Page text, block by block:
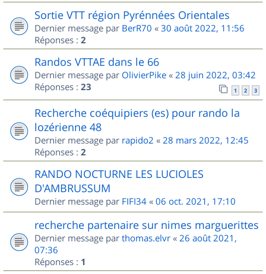
Sortie VTT région Pyrénnées Orientales
Dernier message par BerR70 « 30 août 2022, 11:56
Réponses : 2
Randos VTTAE dans le 66
Dernier message par OlivierPike « 28 juin 2022, 03:42
Réponses : 23 1 2 3
Recherche coéquipiers (es) pour rando la
lozérienne 48
Dernier message par rapido2 « 28 mars 2022, 12:45
Réponses : 2
RANDO NOCTURNE LES LUCIOLES
D'AMBRUSSUM
Dernier message par FIFI34 « 06 oct. 2021, 17:10
recherche partenaire sur nimes marguerittes
Dernier message par thomas.elvr « 26 août 2021,
07:36
Réponses : 1